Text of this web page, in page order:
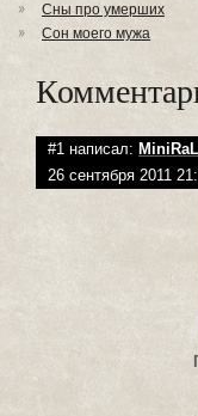
Сны про умерших
Cон моего мужа
#1 написал:
26 сентября 2011